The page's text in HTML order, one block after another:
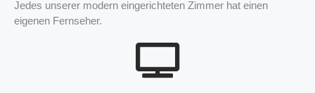
Jedes unserer modern eingerichteten Zimmer hat einen
eigenen Fernseher.